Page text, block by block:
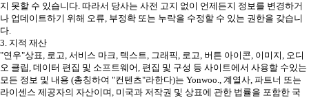
지 못할 수 있습니다. 따라서 당사는 사전 고지 없이 언제든지 정보를 변경하거
나 업데이트하기 위해 오류, 부정확 또는 누락을 수정할 수 있는 권한을 갖습니
다.
3. 지적 재산
"연우"상표, 로고, 서비스 마크, 텍스트, 그래픽, 로고, 버튼 아이콘, 이미지, 오디
오 클립, 데이터 편집 및 소프트웨어, 편집 및 구성 등 사이트에서 사용할 수있는
모든 정보 및 내용 (총칭하여 "컨텐츠"라한다)는 Yonwoo., 계열사, 파트너 또는
라이센스 제공자의 자산이며, 미국과 저작권 및 상표에 관한 법률을 포함한 국